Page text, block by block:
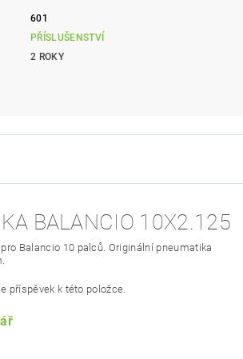
601
PŘÍSLUŠENSTVÍ
2 ROKY
BALANCIO 10X2.125
Balancio 10 palců. Originální pneumatika
příspěvek k této položce.